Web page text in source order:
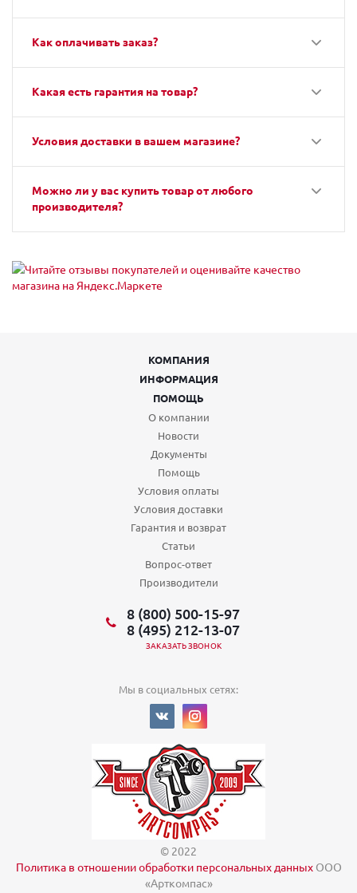
Как оплачивать заказ?
Какая есть гарантия на товар?
Условия доставки в вашем магазине?
Можно ли у вас купить товар от любого
производителя?
КОМПАНИЯ
ИНФОРМАЦИЯ
ПОМОЩЬ
О компании
Новости
Документы
Помощь
Условия оплаты
Условия доставки
Гарантия и возврат
Статьи
Вопрос-ответ
Производители
8 (800) 500-15-97
8 (495) 212-13-07
ЗАКАЗАТЬ ЗВОНОК
Мы в социальных сетях:
© 2022
Политика в отношении обработки персональных данныхООО
«Арткомпас»